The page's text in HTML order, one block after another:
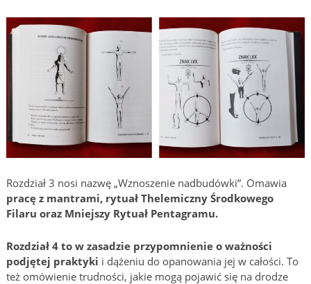
Rozdział 3 nosi nazwę „Wznoszenie nadbudówki”. Omawia
pracę z mantrami, rytuał Thelemiczny Środkowego
Filaru oraz Mniejszy Rytuał Pentagramu.
Rozdział 4 to w zasadzie przypomnienie o ważności
podjętej praktyki i dążeniu do opanowania jej w całości. To
też omówienie trudności, jakie mogą pojawić się na drodze